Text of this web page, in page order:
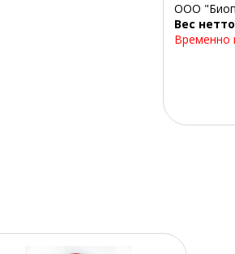
ООО
Вес
Временно